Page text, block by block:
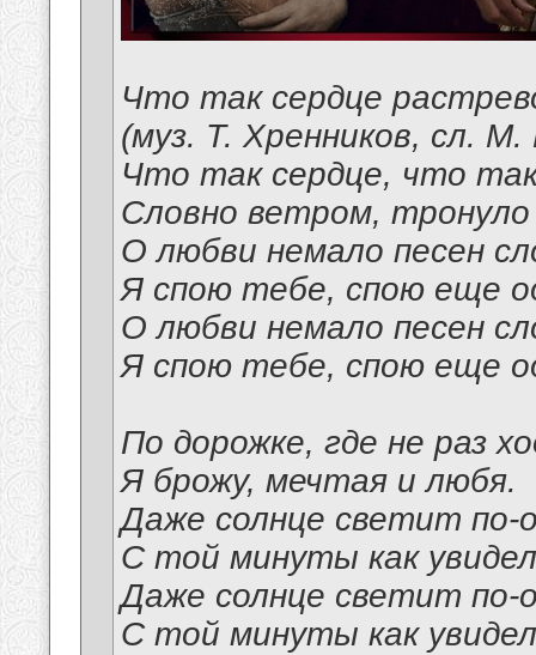
Что так сердце
(муз. Т. Хренников, сл.
Что так сердце, что
Словно ветром, тронуло
О любви немало песен
Я спою тебе, спою еще
О любви немало песен
Я спою тебе, спою еще
По дорожке, где не раз
Я брожу, мечтая и любя.
Даже солнце светит по-
С той минуты как
Даже солнце светит по-
С той минуты как